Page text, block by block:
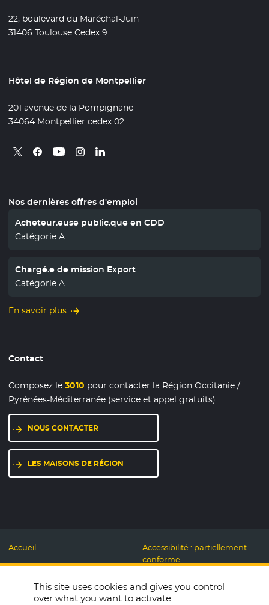
22, boulevard du Maréchal-Juin
31406 Toulouse Cedex 9
Hôtel de Région de Montpellier
201 avenue de la Pompignane
34064 Montpellier cedex 02
Retrouvez nous sur X
- Nouvelle fenêtre
Retrouvez nous sur Facebook
- Nouvelle fenêtre
Retrouvez nous sur Youtube
- Nouvelle fenêtre
Retrouvez nous sur Instagram
- Nouvelle fenêtre
Retrouvez nous sur Linkedin
- Nouvelle fenêtre
Nos dernières offres d'emploi
Acheteur.euse public.que en CDD
Catégorie A
Chargé.e de mission Export
Catégorie A
En savoir plus
Contact
Composez le3010 pour contacter la Région Occitanie /
Pyrénées-Méditerranée (service et appel gratuits)
NOUS CONTACTER
LES MAISONS DE RÉGION
Accueil
Mentions légales
Données personnelles et
Cookies
Accessibilité : partiellement
conforme
Responsable
This site uses cookies and gives you control
over what you want to activate